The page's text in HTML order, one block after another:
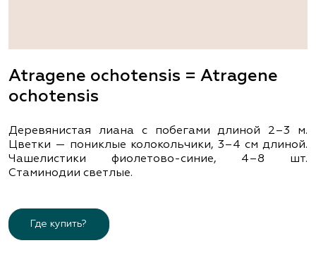
Atragene ochotensis = Atragene
ochotensis
Деревянистая лиана с побегами длиной 2–3 м.
Цветки — пониклые колокольчики, 3–4 см длиной.
Чашелистики фиолетово-синие, 4–8 шт.
Стаминодии светлые.
Где купить?